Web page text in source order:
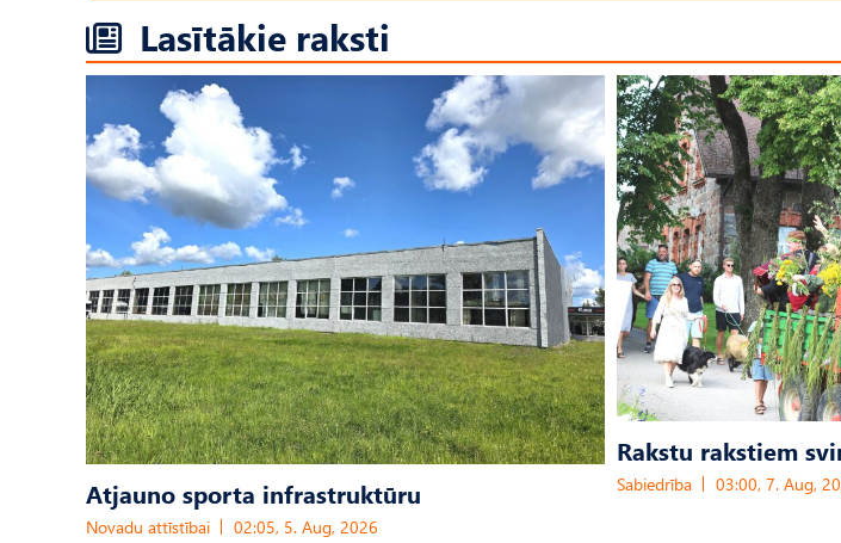
Lasītākie raksti
Atjauno sporta infrastruktūru
Novadu attīstībai 02:05, 5. Aug, 2026
Rakstu rakstiem
Sabiedrība 03:00, 7. Aug,